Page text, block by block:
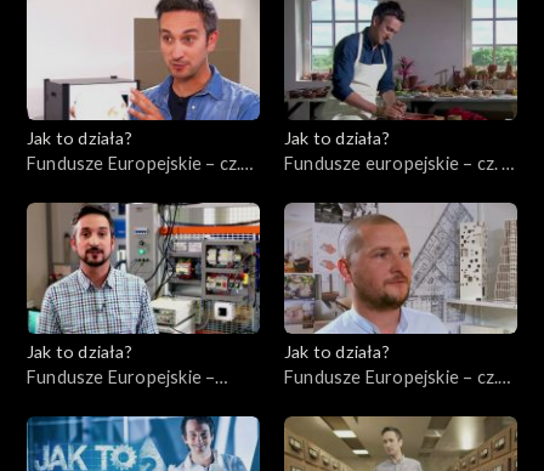
Jak to działa?
Fundusze Europejskie – cz.
Jak to działa?
Fundusze europejskie – cz. 5,
Jak to działa?
Fundusze Europejskie –
Jak to działa?
Fundusze Europejskie – cz.